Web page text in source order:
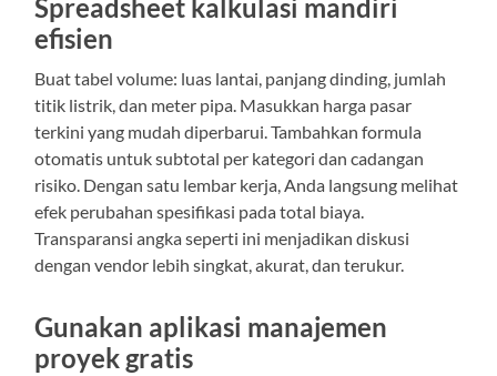
Spreadsheet kalkulasi mandiri
efisien
Buat tabel volume: luas lantai, panjang dinding, jumlah
titik listrik, dan meter pipa. Masukkan harga pasar
terkini yang mudah diperbarui. Tambahkan formula
otomatis untuk subtotal per kategori dan cadangan
risiko. Dengan satu lembar kerja, Anda langsung melihat
efek perubahan spesifikasi pada total biaya.
Transparansi angka seperti ini menjadikan diskusi
dengan vendor lebih singkat, akurat, dan terukur.
Gunakan aplikasi manajemen
proyek gratis